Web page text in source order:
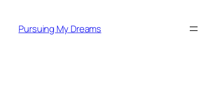
content
Pursuing My Dreams